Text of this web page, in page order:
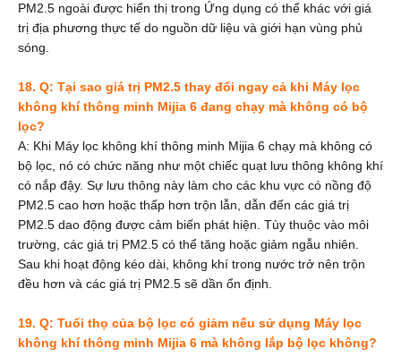
PM2.5 ngoài được hiển thị trong Ứng dụng có thể khác với giá
trị địa phương thực tế do nguồn dữ liệu và giới hạn vùng phủ
sóng.
18. Q: Tại sao giá trị PM2.5 thay đổi ngay cả khi Máy lọc
không khí thông minh Mijia 6 đang chạy mà không có bộ
lọc?
A: Khi Máy lọc không khí thông minh Mijia 6 chạy mà không có
bộ lọc, nó có chức năng như một chiếc quạt lưu thông không khí
có nắp đậy. Sự lưu thông này làm cho các khu vực có nồng độ
PM2.5 cao hơn hoặc thấp hơn trộn lẫn, dẫn đến các giá trị
PM2.5 dao động được cảm biến phát hiện. Tùy thuộc vào môi
trường, các giá trị PM2.5 có thể tăng hoặc giảm ngẫu nhiên.
Sau khi hoạt động kéo dài, không khí trong nước trở nên trộn
đều hơn và các giá trị PM2.5 sẽ dần ổn định.
19. Q: Tuổi thọ của bộ lọc có giảm nếu sử dụng Máy lọc
không khí thông minh Mijia 6 mà không lắp bộ lọc không?